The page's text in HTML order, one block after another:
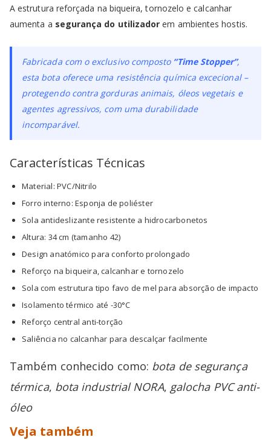
A estrutura reforçada na biqueira, tornozelo e calcanhar
aumenta a segurança do utilizador em ambientes hostis.
Fabricada com o exclusivo composto “Time Stopper”,
esta bota oferece uma resistência química excecional –
protegendo contra gorduras animais, óleos vegetais e
agentes agressivos, com uma durabilidade
incomparável.
Características Técnicas
Material: PVC/Nitrilo
Forro interno: Esponja de poliéster
Sola antideslizante resistente a hidrocarbonetos
Altura: 34 cm (tamanho 42)
Design anatómico para conforto prolongado
Reforço na biqueira, calcanhar e tornozelo
Sola com estrutura tipo favo de mel para absorção de impacto
Isolamento térmico até -30°C
Reforço central anti-torção
Saliência no calcanhar para descalçar facilmente
Também conhecido como: bota de segurança
térmica, bota industrial NORA, galocha PVC anti-
óleo
Veja também